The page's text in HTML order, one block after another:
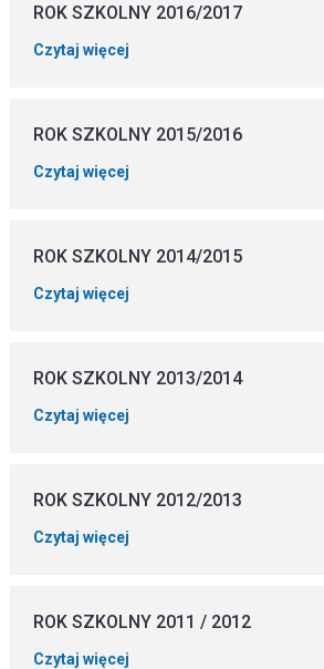
ROK SZKOLNY 2016/2017
Czytaj więcej
ROK SZKOLNY 2015/2016
Czytaj więcej
ROK SZKOLNY 2014/2015
Czytaj więcej
ROK SZKOLNY 2013/2014
Czytaj więcej
ROK SZKOLNY 2012/2013
Czytaj więcej
ROK SZKOLNY 2011 / 2012
Czytaj więcej